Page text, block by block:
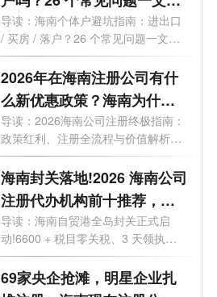
懂
导读：海南个体户避坑指南：进出口
/ 买房 / 落户？26 个常见问题一文读
懂最...
2026年在海南注册公司有什
么新优惠政策？海南为什么
是块宝地？
导读：2026海南公司注册终极指南：
政策红利、注册全流程与价值解析。
2026年...
海南封关落地!2026 海南公司
注册代办机构前十推荐，海
口 / 三亚营业执照代办选这些
不踩坑
导读：海南自贸港全岛封关正式启
动!6600 + 税目零关税、3 天领执
照、15% 企业...
69家央企抢滩，明星企业扎